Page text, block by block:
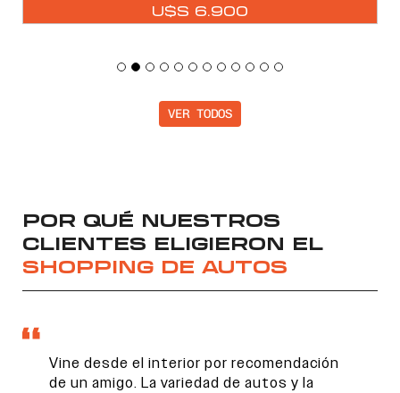
U$S 6.900
VER TODOS
POR QUÉ NUESTROS
CLIENTES ELIGIERON EL
SHOPPING DE AUTOS
Vine desde el interior por recomendación
de un amigo. La variedad de autos y la